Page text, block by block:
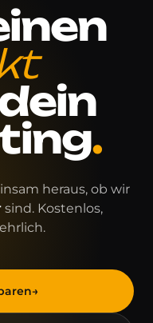
.
heraus, ob wir
sind. Kostenlos,
→